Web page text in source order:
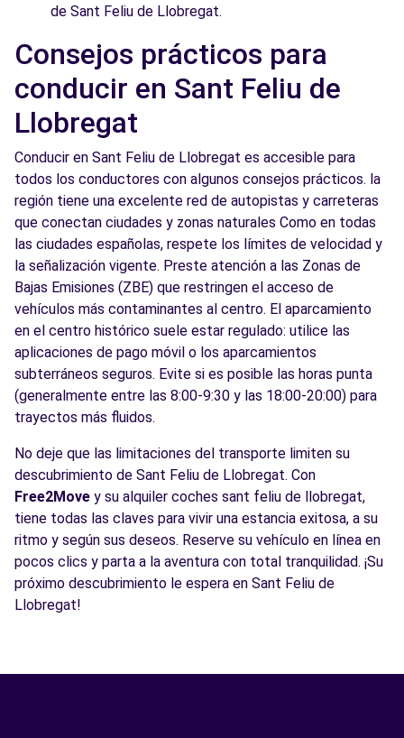
de Sant Feliu de Llobregat.
Consejos prácticos para
conducir en Sant Feliu de
Llobregat
Conducir en Sant Feliu de Llobregat es accesible para
todos los conductores con algunos consejos prácticos. la
región tiene una excelente red de autopistas y carreteras
que conectan ciudades y zonas naturales Como en todas
las ciudades españolas, respete los límites de velocidad y
la señalización vigente. Preste atención a las Zonas de
Bajas Emisiones (ZBE) que restringen el acceso de
vehículos más contaminantes al centro. El aparcamiento
en el centro histórico suele estar regulado: utilice las
aplicaciones de pago móvil o los aparcamientos
subterráneos seguros. Evite si es posible las horas punta
(generalmente entre las 8:00-9:30 y las 18:00-20:00) para
trayectos más fluidos.
No deje que las limitaciones del transporte limiten su
descubrimiento de Sant Feliu de Llobregat. Con
Free2Move y su alquiler coches sant feliu de llobregat,
tiene todas las claves para vivir una estancia exitosa, a su
ritmo y según sus deseos. Reserve su vehículo en línea en
pocos clics y parta a la aventura con total tranquilidad. ¡Su
próximo descubrimiento le espera en Sant Feliu de
Llobregat!